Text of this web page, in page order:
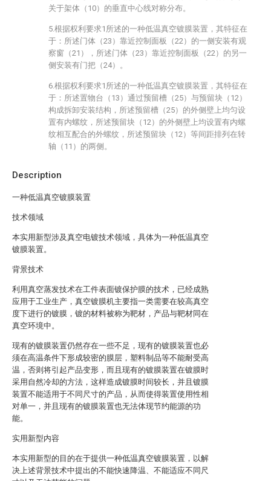
Description
一种低温真空镀膜装置
技术领域
本实用新型涉及真空电镀技术领域，具体为一种低温真空
镀膜装置。
背景技术
利用真空蒸发技术在工件表面镀保护膜的技术，已经成熟
应用于工业生产，真空镀膜机主要指一类需要在较高真空
度下进行的镀膜，镀的材料被称为靶材，产品与靶材同在
真空环境中。
现有的镀膜装置仍然存在一些不足，现有的镀膜装置也必
须在高温条件下形成较密的膜层，塑料制品等不能耐受高
温，否则将引起产品变形，而且现有的镀膜装置在镀膜时
采用自然冷却的方法，这样造成镀膜时间较长，并且镀膜
装置不能适用于不同尺寸的产品，从而使得装置使用性相
对单一，并且现有的镀膜装置也无法体现节约能源的功
能。
实用新型内容
本实用新型的目的在于提供一种低温真空镀膜装置，以解
决上述背景技术中提出的不能快速降温、不能适应不同尺
关于架体（10）的垂直中心线对称分布。
5.根据权利要求1所述的一种低温真空镀膜装置，其特征在
于：所述门体（23）靠近控制面板（22）的一侧安装有观
察窗（21），所述门体（23）靠近控制面板（22）的另一
侧安装有门把（24）。
6.根据权利要求1所述的一种低温真空镀膜装置，其特征在
于：所述置物台（13）通过预留槽（25）与预留块（12）
构成拆卸安装结构，所述预留槽（25）的外侧壁上均匀设
置有内螺纹，所述预留块（12）的外侧壁上均设置有内螺
纹相互配合的外螺纹，所述预留块（12）等间距排列在转
轴（11）的两侧。